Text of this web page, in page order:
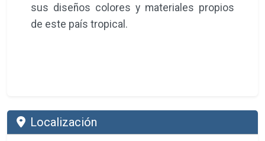
sus diseños colores y materiales propios
de este país tropical.
Localización